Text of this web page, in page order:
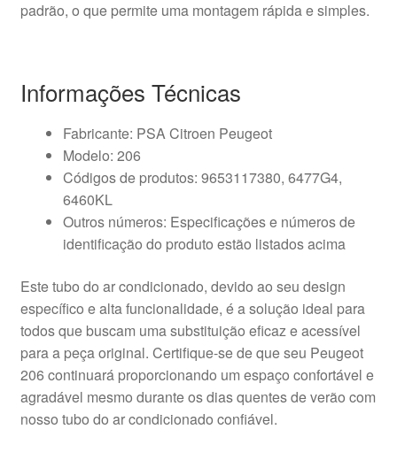
padrão, o que permite uma montagem rápida e simples.
Informações Técnicas
Fabricante: PSA Citroen Peugeot
Modelo: 206
Códigos de produtos: 9653117380, 6477G4,
6460KL
Outros números: Especificações e números de
identificação do produto estão listados acima
Este tubo do ar condicionado, devido ao seu design
específico e alta funcionalidade, é a solução ideal para
todos que buscam uma substituição eficaz e acessível
para a peça original. Certifique-se de que seu Peugeot
206 continuará proporcionando um espaço confortável e
agradável mesmo durante os dias quentes de verão com
nosso tubo do ar condicionado confiável.